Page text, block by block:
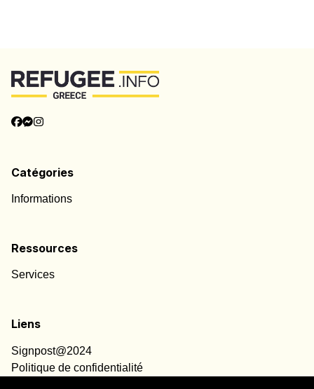
Catégories
Informations
Ressources
Services
Liens
Signpost@2024
Politique de confidentialité